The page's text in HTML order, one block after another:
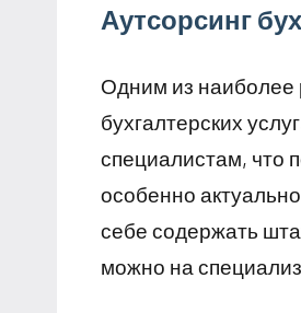
Аутсорсинг
Одним из наиболее
бухгалтерских
специалистам, что
особенно
себе содержать
можно на